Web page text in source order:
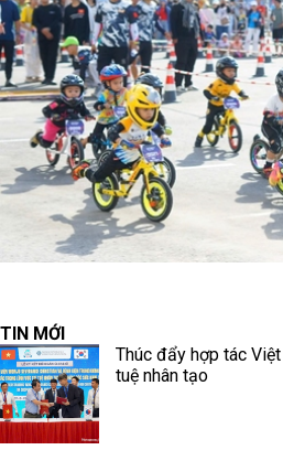
TIN MỚI
Thúc đẩy hợp tác
tuệ nhân tạo